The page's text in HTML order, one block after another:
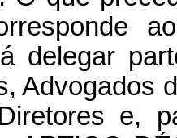
delegar
Advogados
e,